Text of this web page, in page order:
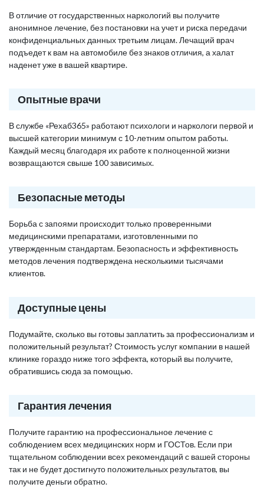
В отличие от государственных наркологий вы получите
анонимное лечение, без постановки на учет и риска передачи
конфиденциальных данных третьим лицам. Лечащий врач
подъедет к вам на автомобиле без знаков отличия, а халат
наденет уже в вашей квартире.
Опытные врачи
В службе «Рехаб365» работают психологи и наркологи первой и
высшей категории минимум с 10-летним опытом работы.
Каждый месяц благодаря их работе к полноценной жизни
возвращаются свыше 100 зависимых.
Безопасные методы
Борьба с запоями происходит только проверенными
медицинскими препаратами, изготовленными по
утвержденным стандартам. Безопасность и эффективность
методов лечения подтверждена несколькими тысячами
клиентов.
Доступные цены
Подумайте, сколько вы готовы заплатить за профессионализм и
положительный результат? Стоимость услуг компании в нашей
клинике гораздо ниже того эффекта, который вы получите,
обратившись сюда за помощью.
Гарантия лечения
Получите гарантию на профессиональное лечение с
соблюдением всех медицинских норм и ГОСТов. Если при
тщательном соблюдении всех рекомендаций с вашей стороны
так и не будет достигнуто положительных результатов, вы
получите деньги обратно.